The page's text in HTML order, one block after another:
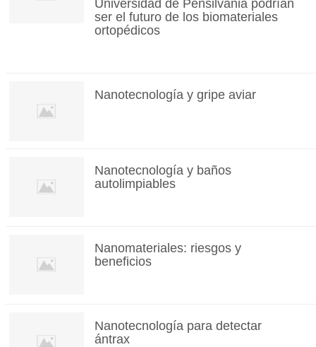
Universidad de Pensilvania podrían
ser el futuro de los biomateriales
ortopédicos
Nanotecnología y gripe aviar
Nanotecnología y baños
autolimpiables
Nanomateriales: riesgos y
beneficios
Nanotecnología para detectar
ántrax